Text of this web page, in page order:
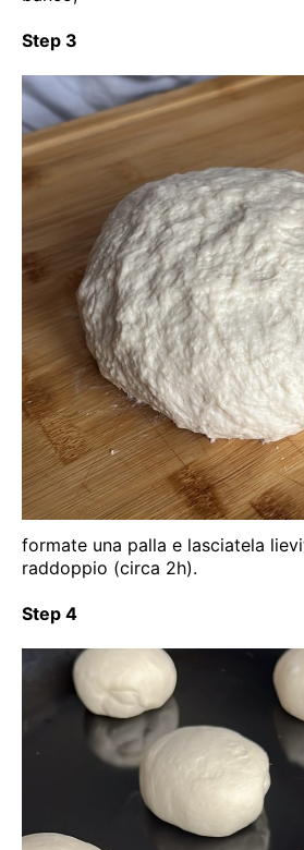
Step 3
formate una palla e lasciatela
raddoppio (circa 2h).
Step 4